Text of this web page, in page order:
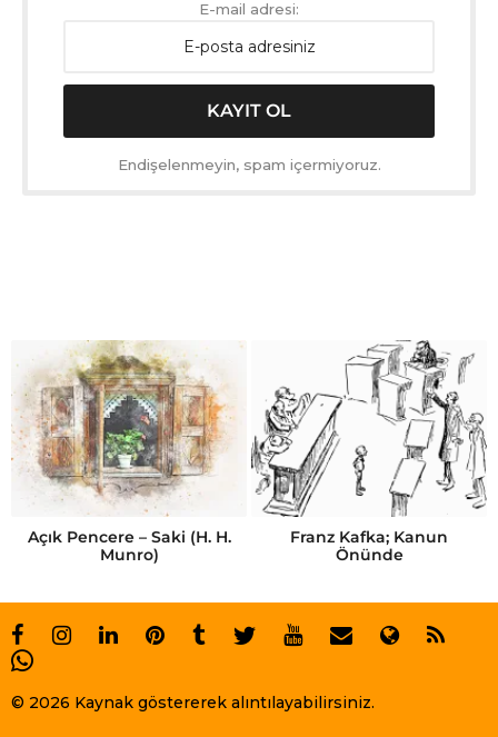
E-mail adresi:
Endişelenmeyin, spam içermiyoruz.
Açık Pencere – Saki (H. H.
Munro)
Franz Kafka; Kanun
Önünde
© 2026 Kaynak göstererek alıntılayabilirsiniz.